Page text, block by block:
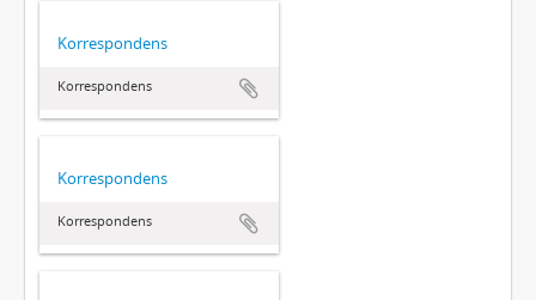
Korrespondens
Korrespondens
Korrespondens
Korrespondens